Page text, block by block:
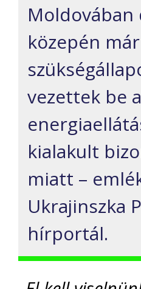
közepén már
vezettek be
kialakult
miatt –
Ukrajinszka
hírportál.